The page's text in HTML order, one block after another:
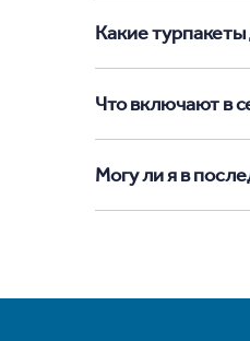
Какие
Что включают в
Могу ли я в